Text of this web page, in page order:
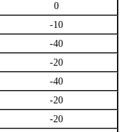
0
-10
-40
-20
-40
-20
-20